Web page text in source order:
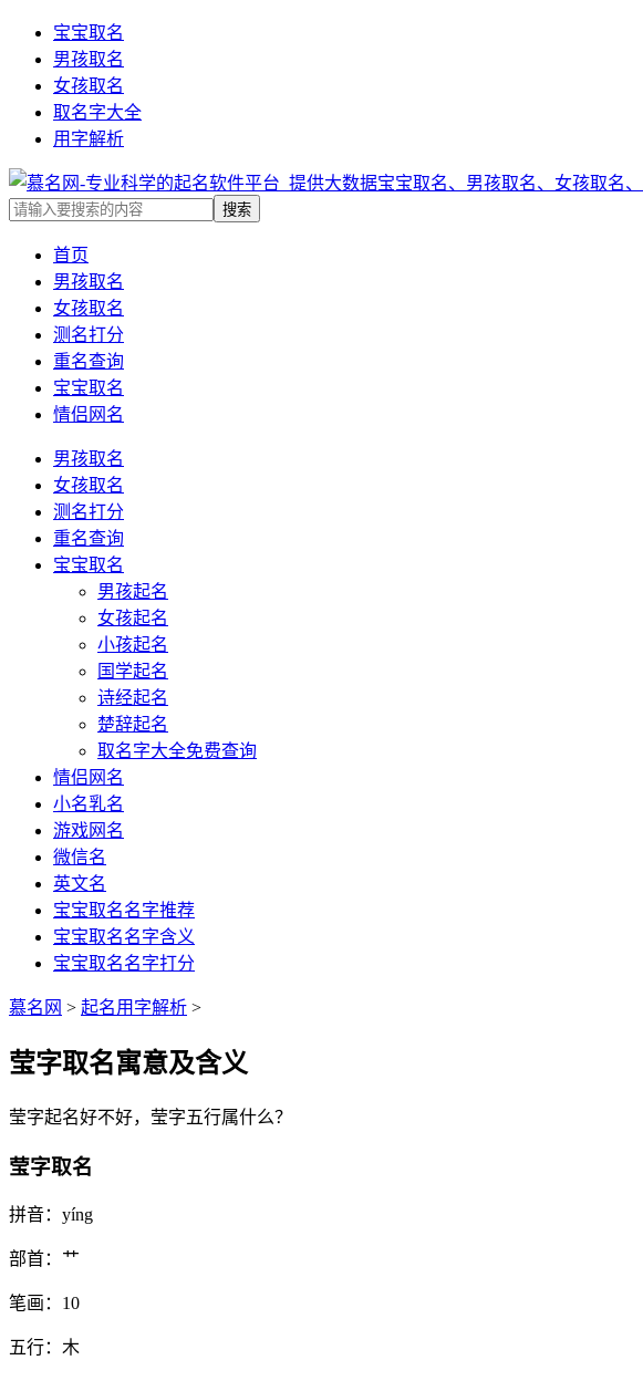
宝宝取名
男孩取名
女孩取名
取名字大全
用字解析
首页
男孩取名
女孩取名
测名打分
重名查询
宝宝取名
情侣网名
男孩取名
女孩取名
测名打分
重名查询
宝宝取名
男孩起名
女孩起名
小孩起名
国学起名
诗经起名
楚辞起名
取名字大全免费查询
情侣网名
小名乳名
游戏网名
微信名
英文名
宝宝取名名字推荐
宝宝取名名字含义
宝宝取名名字打分
慕名网 > 起名用字解析 >
莹字取名寓意及含义
莹字起名好不好， 莹字五行属什么？
莹字取名
拼音： yíng
部首： 艹
笔画： 10
五行： 木